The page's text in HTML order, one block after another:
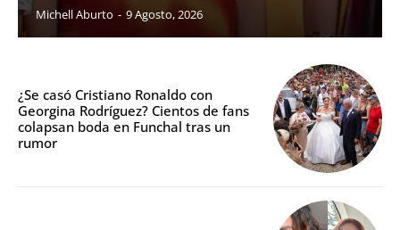
Michell Aburto - 9 Agosto, 2026
¿Se casó Cristiano Ronaldo con
Georgina Rodríguez? Cientos de fans
colapsan boda en Funchal tras un
rumor